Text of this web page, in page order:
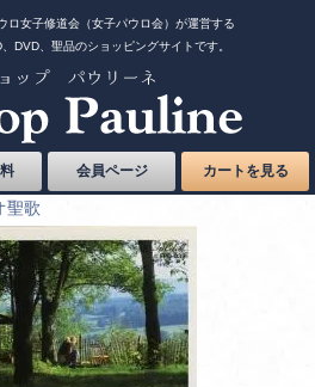
ロ女子修道会（女子パウロ会）が運営する
DVD、聖品のショッピングサイトです。
会員ページ カートを見る
聖歌